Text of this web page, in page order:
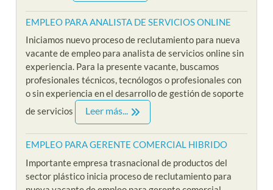
EMPLEO PARA ANALISTA DE SERVICIOS ONLINE
Iniciamos nuevo proceso de reclutamiento para nueva
vacante de empleo para analista de servicios online sin
experiencia. Para la presente vacante, buscamos
profesionales técnicos, tecnólogos o profesionales con
o sin experiencia en el desarrollo de gestión de soporte
de servicios
Leer más...
EMPLEO PARA GERENTE COMERCIAL HIBRIDO
Importante empresa trasnacional de productos del
sector plástico inicia proceso de reclutamiento para